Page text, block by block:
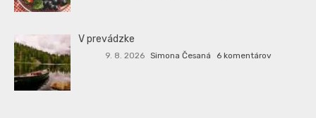
V prevádzke
9. 8. 2026 Simona Česaná 6 komentárov